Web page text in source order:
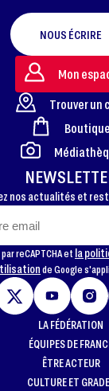
NOUS ÉCRIRE
nos actualités et
reCAPTCHA et la
de Google
Mon
Trouver un
Boutique
LA FÉDÉRATION
ÉQUIPES DE
ÊTRE ACTEUR
CULTURE ET